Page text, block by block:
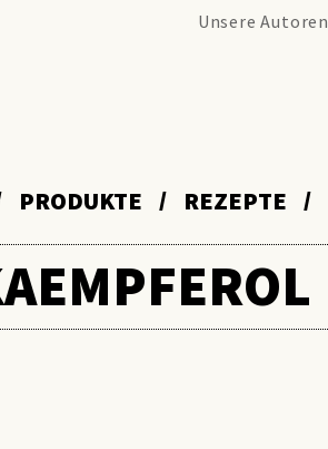
Unsere Autoren
PRODUKTE REZEPTE